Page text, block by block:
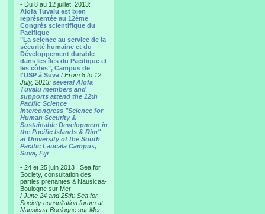
- Du 8 au 12 juillet, 2013:
Alofa Tuvalu est bien
représentée au 12ème
Congrès scientifique du
Pacifique
"La science au service de la
sécurité humaine et du
Développement durable
dans les îles du Pacifique et
les côtes", Campus de
l'USP à Suva / From 8 to 12
July, 2013: several Alofa
Tuvalu members and
supports attend the 12th
Pacific Science
Intercongress "Science for
Human Security &
Sustainable Development in
the Pacific Islands & Rim"
at University of the South
Pacific Laucala Campus,
Suva, Fiji
- 24 et 25 juin 2013 : Sea for
Society, consultation des
parties prenantes à Nausicaa-
Boulogne sur Mer
/ June 24 and 25th: Sea for
Society consultation forum at
Nausicaa-Boulogne sur Mer.